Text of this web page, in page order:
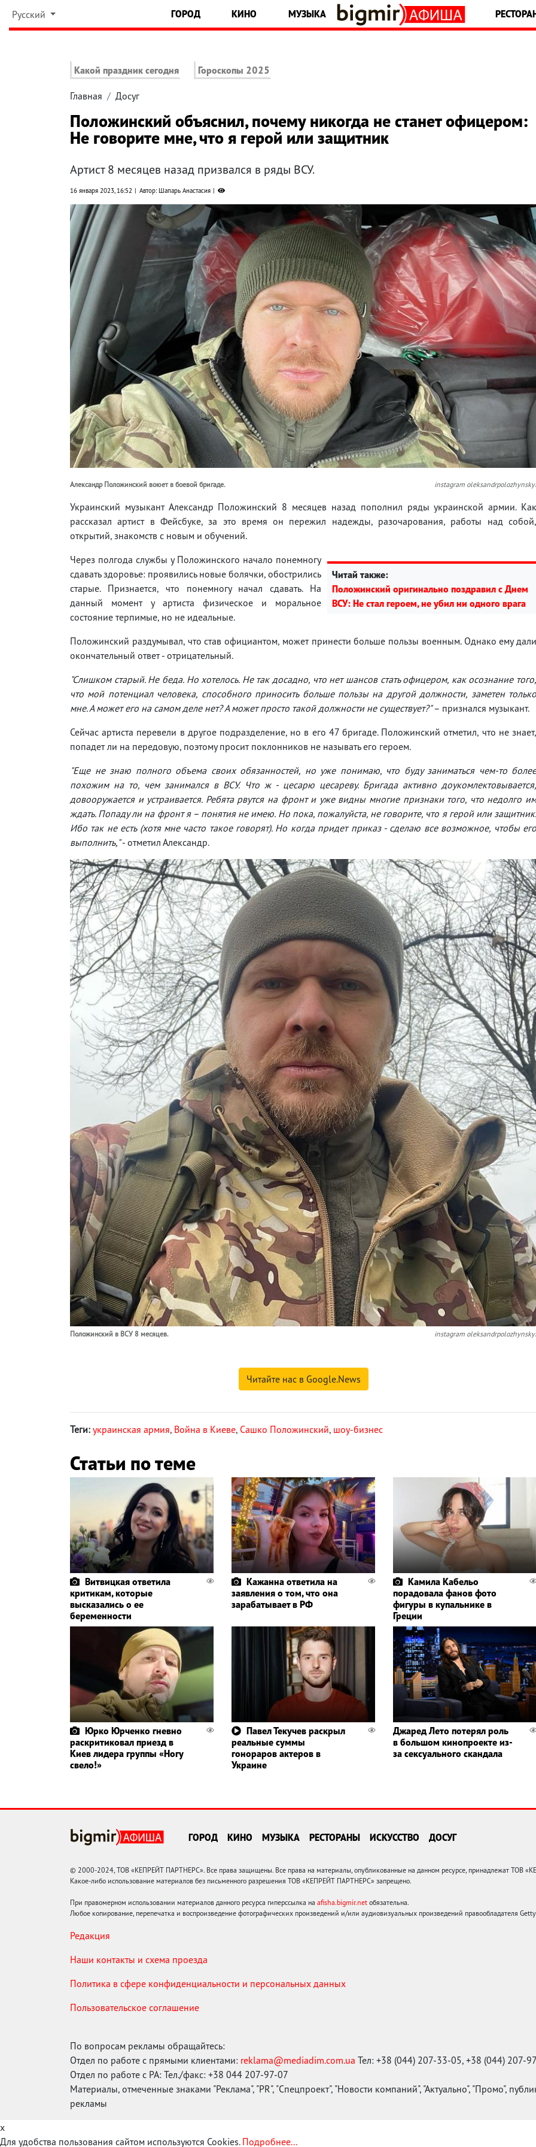
Русский ГОРОД КИНО МУЗЫКА
Какой праздник сегодня Гороскопы 2025
Главная Досуг
Положинский объяснил, почему никогда не станет офицером:
Не говорите мне, что я герой или защитник
Артист 8 месяцев назад призвался в ряды ВСУ.
16 января 2023, 16:52 Автор: Шапарь Анастасия
Александр Положинский воюет в боевой бригаде. instagram oleksandrpolozhynskyi
Украинский музыкант Александр Положинский 8 месяцев назад пополнил ряды украинской армии. Как
рассказал артист в Фейсбуке, за это время он пережил надежды, разочарования, работы над собой,
открытий, знакомств с новым и обучений.
Читай также:
Положинский оригинально поздравил с Днем
ВСУ: Не стал героем, не убил ни одного врага
Через полгода службы у Положинского начало понемногу
сдавать здоровье: проявились новые болячки, обострились
старые. Признается, что понемногу начал сдавать. На
данный момент у артиста физическое и моральное
состояние терпимые, но не идеальные.
Положинский раздумывал, что став официантом, может принести больше пользы военным. Однако ему дали
окончательный ответ - отрицательный.
"Слишком старый. Не беда. Но хотелось. Не так досадно, что нет шансов стать офицером, как осознание того,
что мой потенциал человека, способного приносить больше пользы на другой должности, заметен только
мне. А может его на самом деле нет? А может просто такой должности не существует?"– признался музыкант.
Сейчас артиста перевели в другое подразделение, но в его 47 бригаде. Положинский отметил, что не знает,
попадет ли на передовую, поэтому просит поклонников не называть его героем.
"Еще не знаю полного объема своих обязанностей, но уже понимаю, что буду заниматься чем-то более
похожим на то, чем занимался в ВСУ. Что ж - цесарю цесареву. Бригада активно доукомлектовывается,
довооружается и устраивается. Ребята рвутся на фронт и уже видны многие признаки того, что недолго им
ждать. Попаду ли на фронт я – понятия не имею. Но пока, пожалуйста, не говорите, что я герой или защитник.
Ибо так не есть (хотя мне часто такое говорят). Но когда придет приказ - сделаю все возможное, чтобы его
выполнить,"- отметил Александр.
Положинский в ВСУ 8 месяцев. instagram oleksandrpolozhynskyi
Читайте нас в Google.News
Теги: украинская армия, Война в Киеве, Сашко Положинский, шоу-бизнес
Статьи по теме
Витвицкая ответила
критикам, которые
высказались о ее
беременности
Кажанна ответила на
заявления о том, что она
зарабатывает в РФ
Камила Кабельо
порадовала фанов фото
фигуры в купальнике в
Греции
Юрко Юрченко гневно
раскритиковал приезд в
Киев лидера группы «Ногу
свело!»
Павел Текучев раскрыл
реальные суммы
гонораров актеров в
Украине
Джаред Лето потерял роль
в большом кинопроекте из-
за сексуального скандала
ГОРОД КИНО МУЗЫКА РЕСТОРАНЫ ИСКУССТВО ДОСУГ
© 2000-2024, ТОВ «КЕПРЕЙТ ПАРТНЕРС». Все права защищены. Все права на материалы, опубликованные на данном ресурсе, принадлежат ТОВ
Какое-либо использование материалов без письменного разрешения ТОВ «КЕПРЕЙТ ПАРТНЕРС» запрещено.
При правомерном использовании материалов данного ресурса гиперссылка на afisha.bigmir.net обязательна.
Любое копирование, перепечатка и воспроизведение фотографических произведений и/или аудиовизуальных произведений правообладателя
Редакция
Наши контакты и схема проезда
Политика в сфере конфиденциальности и персональных данных
Пользовательское соглашение
По вопросам рекламы обращайтесь:
Отдел по работе с прямыми клиентами: reklama@mediadim.com.ua Тел: +38 (044) 207-33-05, +38 (044) 207-
Отдел по работе с РА: Тел./факс: +38 044 207-97-07
Материалы, отмеченные знаками "Реклама", "PR", "Спецпроект", "Новости компаний", "Актуально", "Промо",
рекламы
x
Для удобства пользования сайтом используются Cookies. Подробнее...